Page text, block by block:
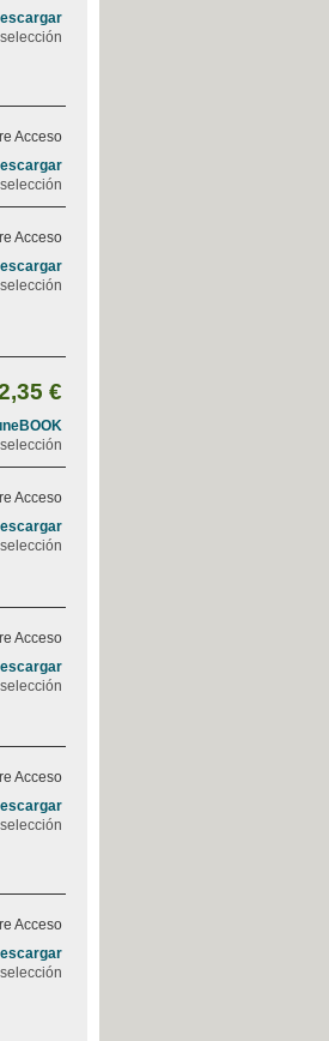
Acceso
Acceso
€
Acceso
Acceso
Acceso
Acceso